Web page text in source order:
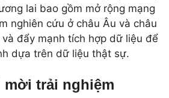
lai bao gồm mở rộng mạng
nghiên cứu ở châu Âu và châu
và đẩy mạnh tích hợp dữ liệu để
dựa trên dữ liệu thật sự.
mời trải nghiệm